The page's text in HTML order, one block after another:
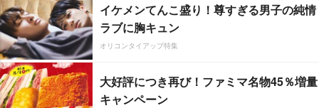
イケメンてんこ盛り！尊すぎる男子の純情
ラブに胸キュン
オリコンタイアップ特集
大好評につき再び！ファミマ名物45％増量
キャンペーン